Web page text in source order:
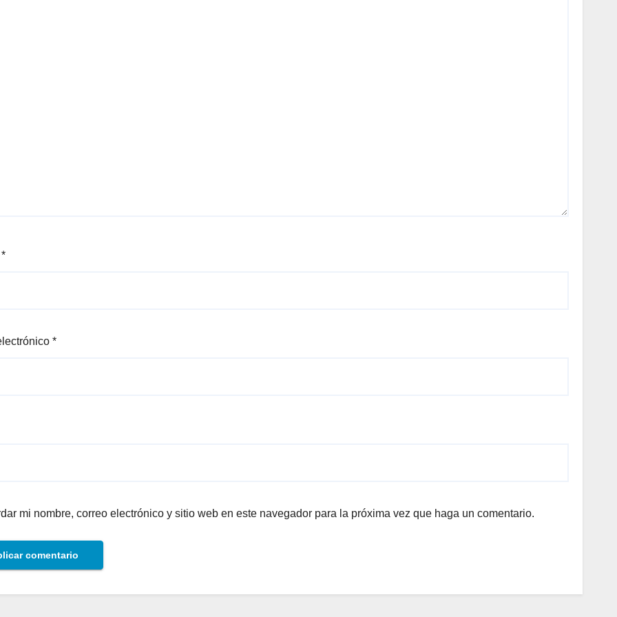
*
*
mi nombre, correo electrónico y sitio web en este navegador para la próxima vez que haga un comentario.